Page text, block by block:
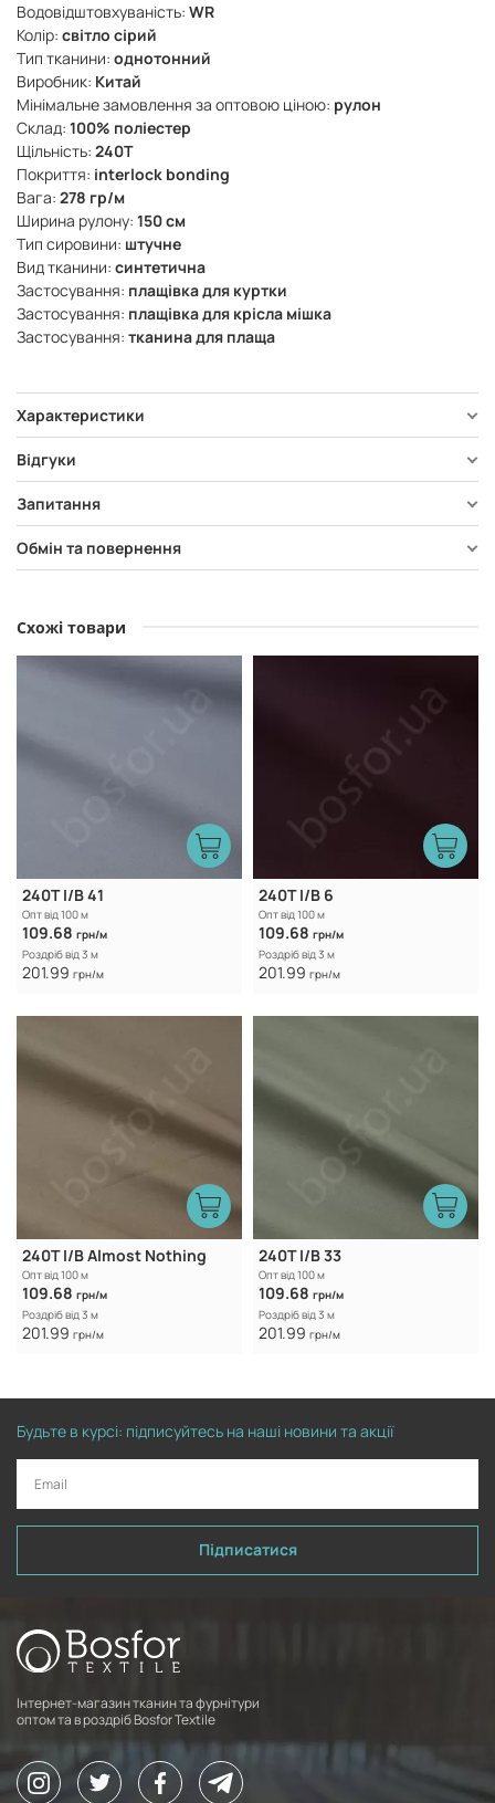
Водовідштовхуваність: WR
Колір: світло сірий
Тип тканини: однотонний
Виробник: Китай
Мінімальне замовлення за оптовою ціною: рулон
Склад: 100% поліестер
Щільність: 240Т
Покриття: interlock bonding
Вага: 278 гр/м
Ширина рулону: 150 см
Тип сировини: штучне
Вид тканини: синтетична
Застосування: плащівка для куртки
Застосування: плащівка для крісла мішка
Застосування: тканина для плаща
Характеристики
Відгуки
Запитання
Обмін та повернення
Схожі товари
240Т I/B 41
Опт від 100 м
109.68 грн/м
Роздріб від 3 м
201.99 грн/м
240Т I/B 6
Опт від 100 м
109.68 грн/м
Роздріб від 3 м
201.99 грн/м
240Т I/B Almost Nothing
Опт від 100 м
109.68 грн/м
Роздріб від 3 м
201.99 грн/м
240Т I/B 33
Опт від 100 м
109.68 грн/м
Роздріб від 3 м
201.99 грн/м
Будьте в курсі: підписуйтесь на наші новини та акції
Підписатися
Інтернет-магазин тканин та фурнітури
оптом та в роздріб Bosfor Textile